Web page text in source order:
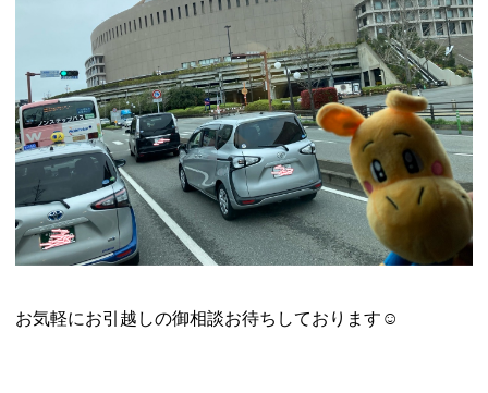
お気軽にお引越しの御相談お待ちしております☺️